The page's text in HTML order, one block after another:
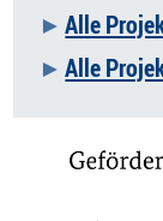
Alle
Alle